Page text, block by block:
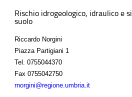
Rischio idrogeologico, idraulico e
suolo
Riccardo Norgini
Piazza Partigiani 1
Tel.
0755044370
Fax 0755042750
rnorgini@regione.umbria.it